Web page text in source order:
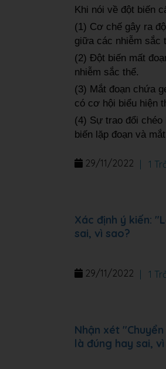
Khi nói về đột biến
(1) Cơ chế gây ra
giữa các nhiễm sắc
(2) Đột biến mất
nhiễm sắc thể.
(3) Mắt đoạn chứa
có cơ hội biểu hiện
(4) Sự trao đổi
biến lặp đoạn và
29/11/2022 1
Xác định ý kiến:
sai, vì sao?
29/11/2022 1
Nhận xét
là đúng hay sai,